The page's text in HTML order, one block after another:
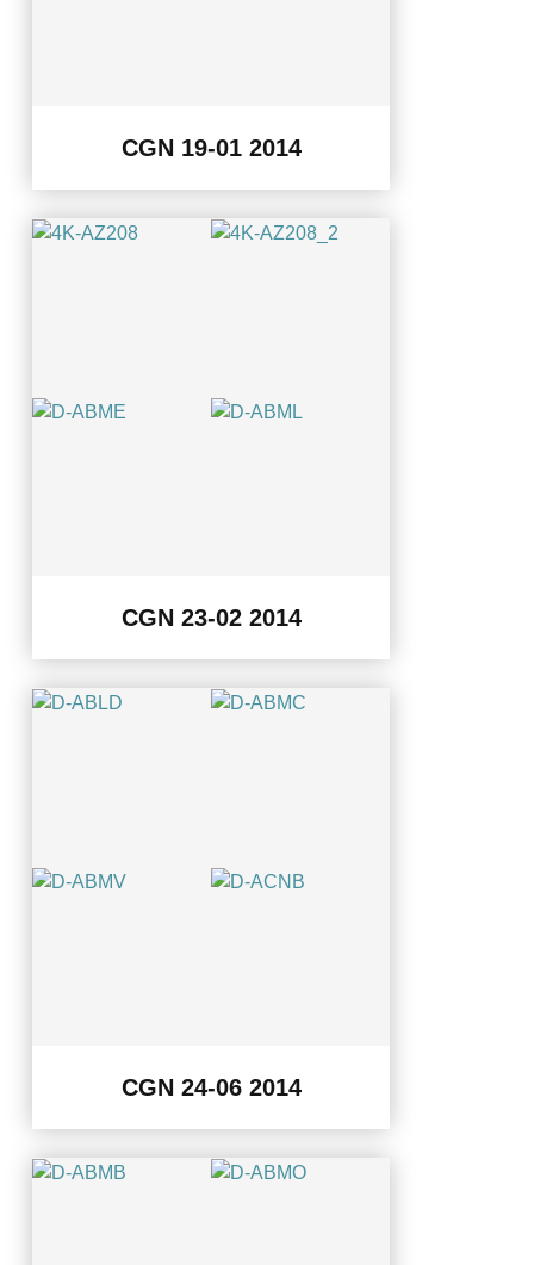
CGN 19-01 2014
CGN 23-02 2014
CGN 24-06 2014